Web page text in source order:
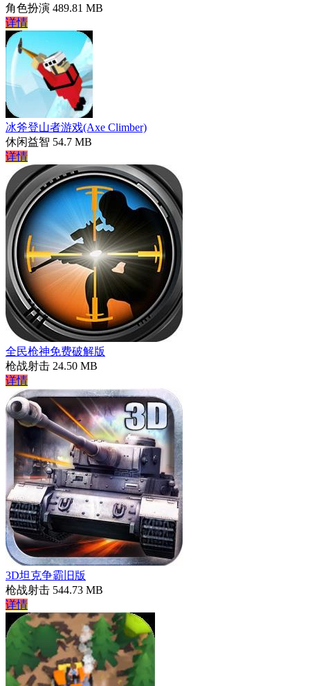
角色扮演 489.81 MB
详情
冰斧登山者游戏(Axe Climber)
休闲益智 54.7 MB
详情
全民枪神免费破解版
枪战射击 24.50 MB
详情
3D坦克争霸旧版
枪战射击 544.73 MB
详情